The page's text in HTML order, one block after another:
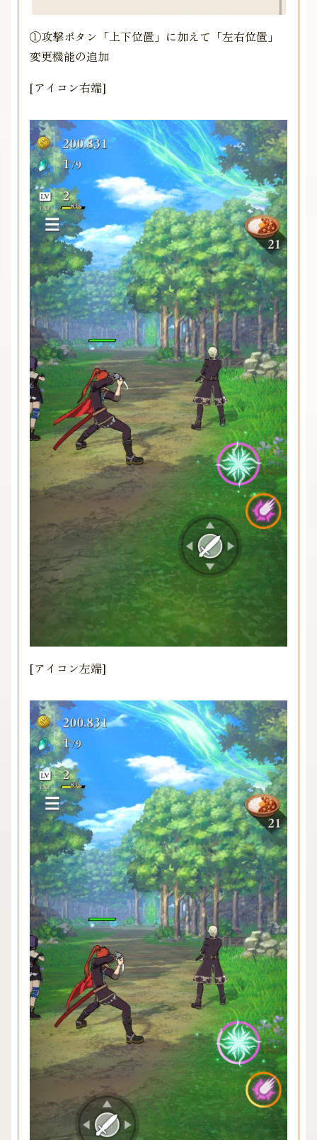
トピックス
タイトルラインナップ
テイルズ オブ コンテンツ
メールマガジン
①攻撃ボタン「上下位置」に加えて「左右位置」
変更機能の追加
[アイコン右端]
[アイコン左端]